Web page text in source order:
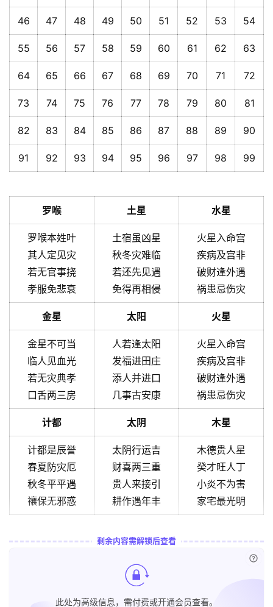
46 47 48 49 50 51 52 53 54
55 56 57 58 59 60 61 62 63
64 65 66 67 68 69 70 71 72
73 74 75 76 77 78 79 80 81
82 83 84 85 86 87 88 89 90
91 92 93 94 95 96 97 98 99
罗喉 土星 水星
罗喉本姓叶
其人定见灾
若无官事挠
孝服免悲衰
土宿虽凶星
秋冬灾难临
若还先见遇
免得再相侵
火星入命宫
疾病及宫非
破财逢外遇
祸患忌伤灾
金星 太阳 火星
金星不可当
临人见血光
若无灾典孝
口舌两三房
人若逢太阳
发福进田庄
添人并进口
几事古安康
火星入命宫
疾病及宫非
破财逢外遇
祸患忌伤灾
计都 太阴 木星
计都是辰誉
春夏防灾厄
秋冬平平遇
禳保无邪惑
太阴行运吉
财喜两三重
贵人来接引
耕作遇年丰
木德贵人星
癸才旺人丁
小炎不为害
家宅最光明
剩余内容需解锁后查看
此处为高级信息，需付费或开通会员查看。